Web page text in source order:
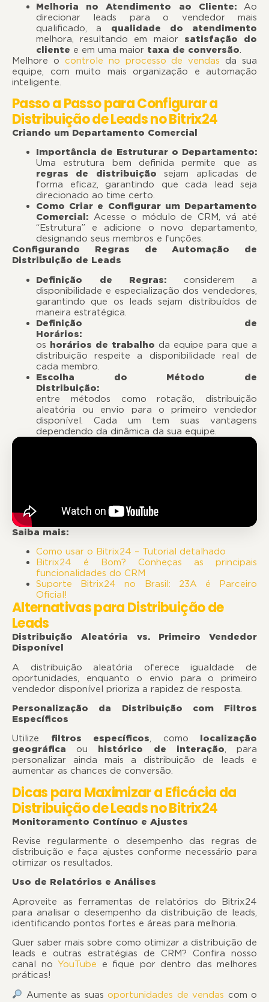
Melhoria no Atendimento ao Cliente:Ao
direcionar leads para o vendedor mais
qualificado, a qualidade do atendimento
melhora, resultando em maior satisfação do
cliente e em uma maior taxa de conversão
Melhore o controle no processo de vendas da sua
equipe, com muito mais organização e automação
inteligente.
Passo a Passo para Configurar a
Distribuição de Leads no Bitrix24
Criando um Departamento Comercial
Importância de Estruturar o Departamento:
Uma estrutura bem definida permite que as
regras de distribuição sejam aplicadas de
forma eficaz, garantindo que cada lead seja
direcionado ao time certo.
Como Criar e Configurar um Departamento
Comercial: Acesse o módulo de CRM, vá até
“Estrutura” e adicione o novo departamento,
designando seus membros e funções.
Configurando Regras de Automação de
Distribuição de Leads
Definição de Regras: considerem a
disponibilidade e especialização dos vendedores,
garantindo que os leads sejam distribuídos de
maneira estratégica.
Definição de
Horários:
os horários de trabalho da equipe para que a
distribuição respeite a disponibilidade real de
cada membro.
Escolha do Método de
Distribuição:
entre métodos como rotação, distribuição
aleatória ou envio para o primeiro vendedor
disponível. Cada um tem suas vantagens
dependendo da dinâmica da sua equipe.
Saiba mais:
Como usar o Bitrix24 – Tutorial detalhado
Bitrix24 é Bom? Conheças as principais
funcionalidades do CRM
Suporte Bitrix24 no Brasil: 23A é Parceiro
Oficial!
Alternativas para Distribuição de
Leads
Distribuição Aleatória vs. Primeiro Vendedor
Disponível
A distribuição aleatória oferece igualdade de
oportunidades, enquanto o envio para o primeiro
vendedor disponível prioriza a rapidez de resposta.
Personalização da Distribuição com Filtros
Específicos
Utilize filtros específicos, como localização
geográfica ou histórico de interação, para
personalizar ainda mais a distribuição de leads e
aumentar as chances de conversão.
Dicas para Maximizar a Eficácia da
Distribuição de Leads no Bitrix24
Monitoramento Contínuo e Ajustes
Revise regularmente o desempenho das regras de
distribuição e faça ajustes conforme necessário para
otimizar os resultados.
Uso de Relatórios e Análises
Aproveite as ferramentas de relatórios do Bitrix24
para analisar o desempenho da distribuição de leads,
identificando pontos fortes e áreas para melhoria.
Quer saber mais sobre como otimizar a distribuição de
leads e outras estratégias de CRM? Confira nosso
canal no YouTube e fique por dentro das melhores
práticas!
Aumente as suasoportunidades de vendas com o